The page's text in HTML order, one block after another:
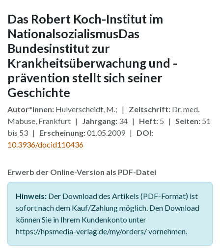
Das Robert Koch-Institut im
NationalsozialismusDas
Bundesinstitut zur
Krankheitsüberwachung und -
prävention stellt sich seiner
Geschichte
Autor*innen: Hulverscheidt, M.; | Zeitschrift: Dr. med.
Mabuse, Frankfurt | Jahrgang: 34 | Heft: 5 | Seiten: 51
bis 53 | Erscheinung:01.05.2009 | DOI:
10.3936/docid110436
Erwerb der Online-Version als PDF-Datei
Hinweis: Der Download des Artikels (PDF-Format) ist
sofort nach dem Kauf/Zahlung möglich. Den Download
können Sie in Ihrem Kundenkonto unter
https://hpsmedia-verlag.de/my/orders/ vornehmen.